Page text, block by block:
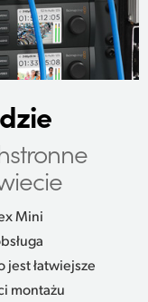
Mini
łatwiejsze
montażu